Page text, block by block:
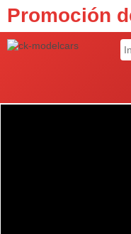
Promoción